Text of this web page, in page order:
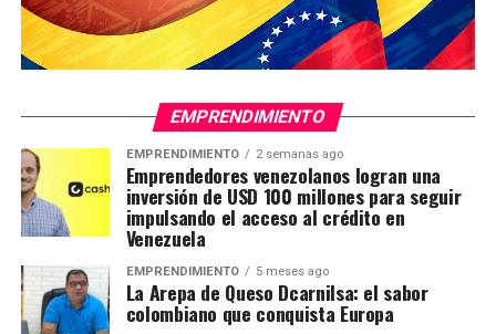
EMPRENDIMIENTO
EMPRENDIMIENTO 2 semanas ago
Emprendedores venezolanos logran una
inversión de USD 100 millones para seguir
impulsando el acceso al crédito en
Venezuela
EMPRENDIMIENTO 5 meses ago
La Arepa de Queso Dcarnilsa: el sabor
colombiano que conquista Europa